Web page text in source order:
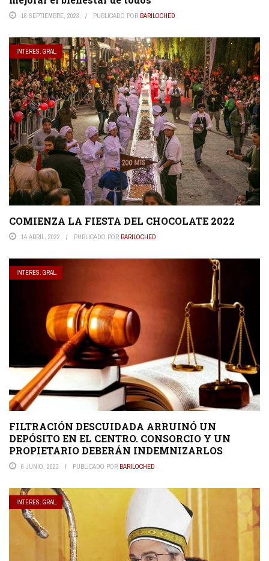
18 SEPTIEMBRE, 2023 PUBLICADO POR BARILOCHED
INTERES. GRAL.
COMIENZA LA FIESTA DEL CHOCOLATE 2022
14 ABRIL, 2022 PUBLICADO POR BARILOCHED
INTERES. GRAL.
FILTRACIÓN DESCUIDADA ARRUINÓ UN
DEPÓSITO EN EL CENTRO. CONSORCIO Y UN
PROPIETARIO DEBERÁN INDEMNIZARLOS
6 JUNIO, 2023 PUBLICADO POR BARILOCHED
INTERES. GRAL.